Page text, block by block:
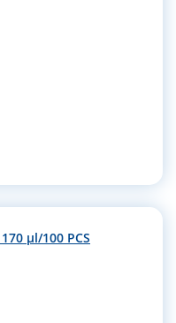
170 µl/100 PCS